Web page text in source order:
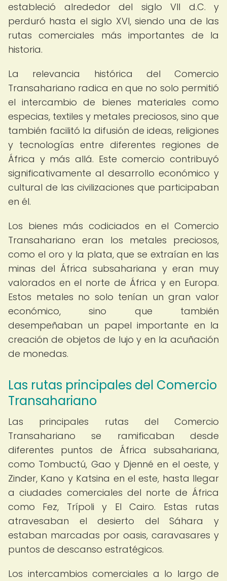
estableció alrededor del siglo VII d.C. y
perduró hasta el siglo XVI, siendo una de las
rutas comerciales más importantes de la
historia.
La relevancia histórica del Comercio
Transahariano radica en que no solo permitió
el intercambio de bienes materiales como
especias, textiles y metales preciosos, sino que
también facilitó la difusión de ideas, religiones
y tecnologías entre diferentes regiones de
África y más allá. Este comercio contribuyó
significativamente al desarrollo económico y
cultural de las civilizaciones que participaban
en él.
Los bienes más codiciados en el Comercio
Transahariano eran los metales preciosos,
como el oro y la plata, que se extraían en las
minas del África subsahariana y eran muy
valorados en el norte de África y en Europa.
Estos metales no solo tenían un gran valor
económico, sino que también
desempeñaban un papel importante en la
creación de objetos de lujo y en la acuñación
de monedas.
Las rutas principales del Comercio
Transahariano
Las principales rutas del Comercio
Transahariano se ramificaban desde
diferentes puntos de África subsahariana,
como Tombuctú, Gao y Djenné en el oeste, y
Zinder, Kano y Katsina en el este, hasta llegar
a ciudades comerciales del norte de África
como Fez, Trípoli y El Cairo. Estas rutas
atravesaban el desierto del Sáhara y
estaban marcadas por oasis, caravasares y
puntos de descanso estratégicos.
Los intercambios comerciales a lo largo de